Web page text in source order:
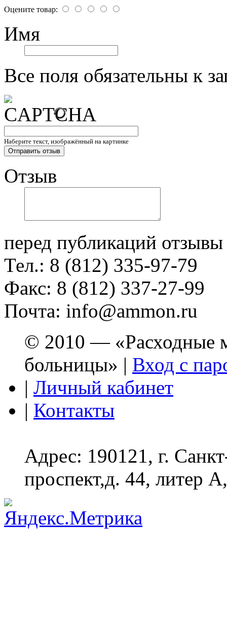
Оцените товар:
Имя
Все поля обязательны к
Наберите текст, изображённый на картинке
Отзыв
перед публикаций
Тел.: 8 (812) 335-97-79
Факс: 8 (812) 337-27-99
Почта: info@ammon.ru
© 2010 — «Расходные
больницы» | Вход с
| Личный кабинет
| Контакты
Адрес: 190121, г.
проспект,д. 44, литер